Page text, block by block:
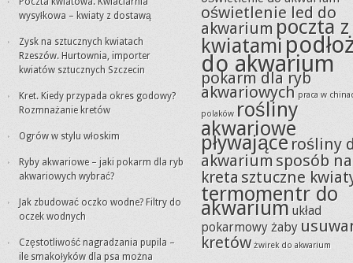
wysyłkowa – kwiaty z dostawą
Zysk na sztucznych kwiatach
Rzeszów. Hurtownia, importer
kwiatów sztucznych Szczecin
Kret. Kiedy przypada okres godowy?
Rozmnażanie kretów
Ogrów w stylu włoskim
Ryby akwariowe – jaki pokarm dla ryb
akwariowych wybrać?
Jak zbudować oczko wodne? Filtry do
oczek wodnych
Częstotliwość nagradzania pupila –
ile smakołyków dla psa można
oświetlenie led do
akwarium poczta z
kwiatami
do akwarium
pokarm dla ryb
akwariowych praca w
polaków rośliny
akwariowe
pływające rośliny
akwarium sposób na
kreta sztuczne
termomentr do
akwarium układ
pokarmowy żaby
kretów żwirek do akwarium